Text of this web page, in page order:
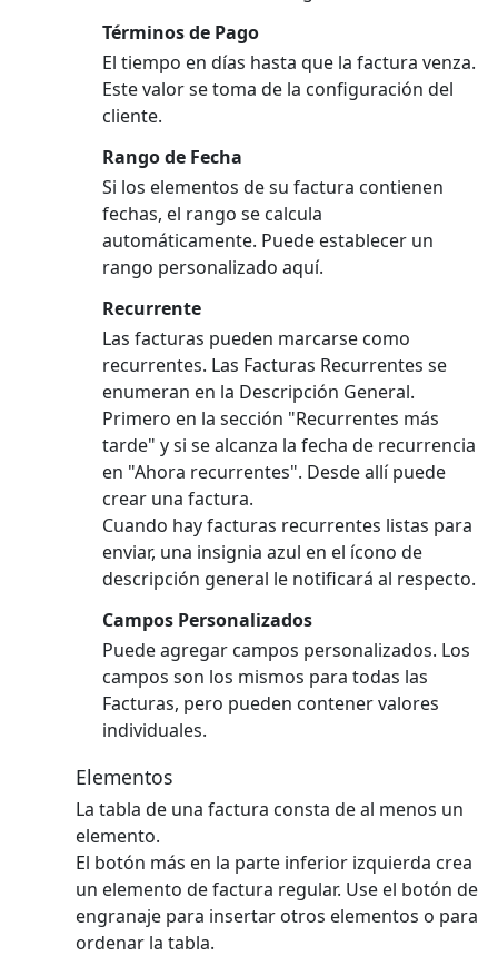
Términos de Pago
El tiempo en días hasta que la factura venza.
Este valor se toma de la configuración del
cliente.
Rango de Fecha
Si los elementos de su factura contienen
fechas, el rango se calcula
automáticamente. Puede establecer un
rango personalizado aquí.
Recurrente
Las facturas pueden marcarse como
recurrentes. Las Facturas Recurrentes se
enumeran en la Descripción General.
Primero en la sección "Recurrentes más
tarde" y si se alcanza la fecha de recurrencia
en "Ahora recurrentes". Desde allí puede
crear una factura.
Cuando hay facturas recurrentes listas para
enviar, una insignia azul en el ícono de
descripción general le notificará al respecto.
Campos Personalizados
Puede agregar campos personalizados. Los
campos son los mismos para todas las
Facturas, pero pueden contener valores
individuales.
Elementos
La tabla de una factura consta de al menos un
elemento.
El botón más en la parte inferior izquierda crea
un elemento de factura regular. Use el botón de
engranaje para insertar otros elementos o para
ordenar la tabla.